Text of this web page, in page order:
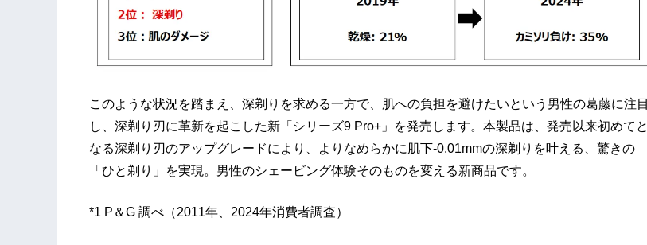
このような状況を踏まえ、深剃りを求める一方で、肌への負担を避けたいという男性の葛藤に注目
し、深剃り刃に革新を起こした新「シリーズ9 Pro+」を発売します。本製品は、発売以来初めてと
なる深剃り刃のアップグレードにより、よりなめらかに肌下-0.01mmの深剃りを叶える、驚きの
「ひと剃り」を実現。男性のシェービング体験そのものを変える新商品です。
*1 P＆G 調べ（2011年、2024年消費者調査）